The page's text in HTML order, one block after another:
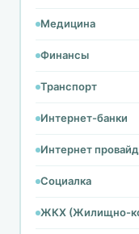
Медицина
Финансы
Транспорт
Интернет-банки
Интернет
Социалка
ЖКХ (Жилищно-